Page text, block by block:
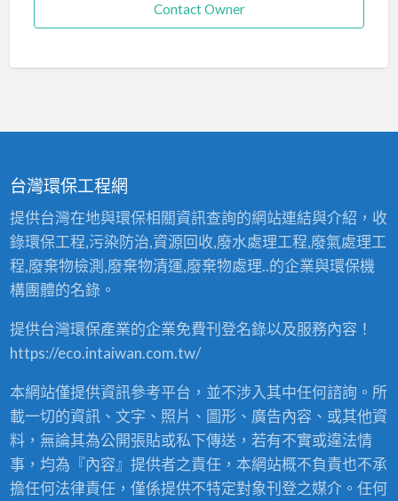
Contact Owner
台灣環保工程網
提供台灣在地與環保相關資訊查詢的網站連結與介紹，收
錄環保工程,污染防治,資源回收,廢水處理工程,廢氣處理工
程,廢棄物檢測,廢棄物清運,廢棄物處理..的企業與環保機
構團體的名錄。
提供台灣環保產業的企業免費刊登名錄以及服務內容！
https://eco.intaiwan.com.tw/
本網站僅提供資訊參考平台，並不涉入其中任何諮詢。所
載一切的資訊、文字、照片、圖形、廣告內容、或其他資
料，無論其為公開張貼或私下傳送，若有不實或違法情
事，均為『內容』提供者之責任，本網站概不負責也不承
擔任何法律責任，僅係提供不特定對象刊登之媒介。任何